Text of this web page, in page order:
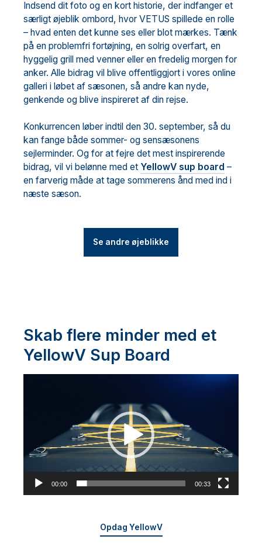
Indsend dit foto og en kort historie, der indfanger et
særligt øjeblik ombord, hvor VETUS spillede en rolle
– hvad enten det kunne ses eller blot mærkes. Tænk
på en problemfri fortøjning, en solrig overfart, en
hyggelig grill med venner eller en fredelig morgen for
anker. Alle bidrag vil blive offentliggjort i vores online
galleri i løbet af sæsonen, så andre kan nyde,
genkende og blive inspireret af din rejse.
Konkurrencen løber indtil den 30. september, så du
kan fange både sommer- og sensæsonens
sejlerminder. Og for at fejre det mest inspirerende
bidrag, vil vi belønne med et YellowV sup board –
en farverig måde at tage sommerens ånd med ind i
næste sæson.
Se andre øjeblikke
Skab flere minder med et
YellowV Sup Board
00:00 00:33
Opdag YellowV